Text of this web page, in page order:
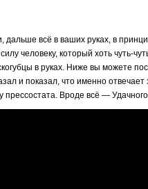
всё в ваших руках, в
человеку, который хоть чуть-
в руках. Ниже вы можете
и показал, что именно отвечает
прессостата. Вроде всё —